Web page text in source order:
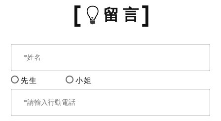
留 言
先生 小姐